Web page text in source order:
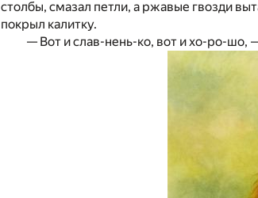
столбы, смазал петли, а ржавые гвозди
покрыл калитку.
— Вот и слав-нень-ко, вот и хо-ро-шо,